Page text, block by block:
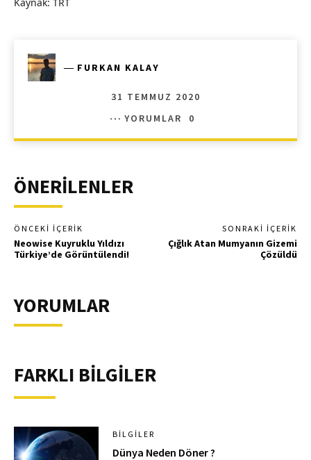
― FURKAN KALAY
31 TEMMUZ 2020
YORUMLAR
0
ÖNERİLENLER
ÖNCEKI İÇERIK
Neowise Kuyruklu Yıldızı
Türkiye’de Görüntülendi!
SONRAKI İÇERIK
Çığlık Atan Mumyanın Gizemi
Çözüldü
YORUMLAR
FARKLI BİLGİLER
BILGILER
Dünya Neden Döner ?